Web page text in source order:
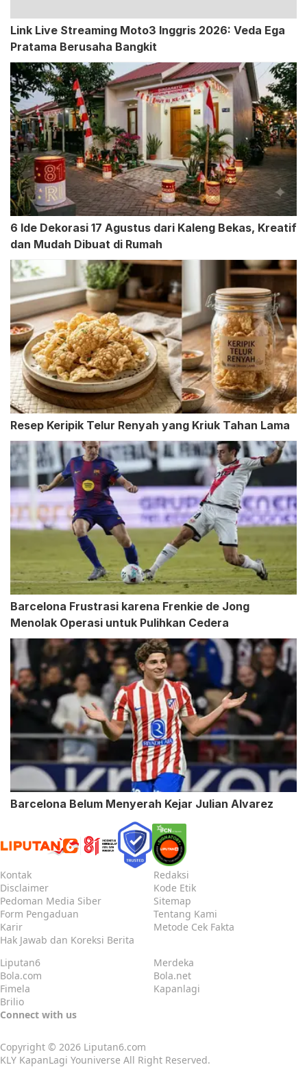
Link Live Streaming Moto3 Inggris 2026: Veda Ega
Pratama Berusaha Bangkit
6 Ide Dekorasi 17 Agustus dari Kaleng Bekas, Kreatif
dan Mudah Dibuat di Rumah
Resep Keripik Telur Renyah yang Kriuk Tahan Lama
Barcelona Frustrasi karena Frenkie de Jong
Menolak Operasi untuk Pulihkan Cedera
Barcelona Belum Menyerah Kejar Julian Alvarez
Kontak
Redaksi
Disclaimer
Kode Etik
Pedoman Media Siber
Sitemap
Form Pengaduan
Tentang Kami
Karir
Metode Cek Fakta
Hak Jawab dan Koreksi Berita
Liputan6
Merdeka
Bola.com
Bola.net
Fimela
Kapanlagi
Brilio
Connect with us
Copyright © 2026 Liputan6.com
KLY KapanLagi Youniverse All Right Reserved.